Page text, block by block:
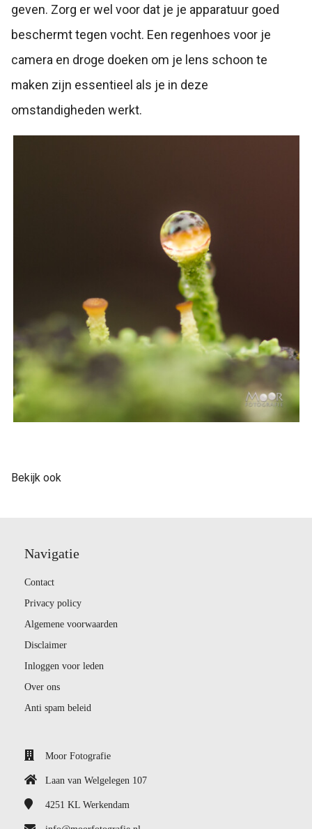
geven. Zorg er wel voor dat je je apparatuur goed
beschermt tegen vocht. Een regenhoes voor je
camera en droge doeken om je lens schoon te
maken zijn essentieel als je in deze
omstandigheden werkt.
Bekijk ook
Navigatie
Contact
Privacy policy
Algemene voorwaarden
Disclaimer
Inloggen voor leden
Over ons
Anti spam beleid
Moor Fotografie
Laan van Welgelegen 107
4251 KL Werkendam